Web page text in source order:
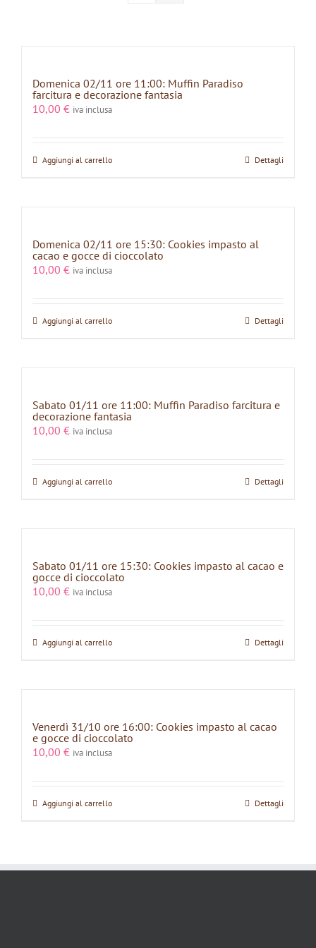
Domenica 02/11 ore 11:00: Muffin Paradiso
farcitura e decorazione fantasia
10,00 € iva inclusa
Aggiungi al carrello Dettagli
Domenica 02/11 ore 15:30: Cookies impasto al
cacao e gocce di cioccolato
10,00 € iva inclusa
Aggiungi al carrello Dettagli
Sabato 01/11 ore 11:00: Muffin Paradiso farcitura e
decorazione fantasia
10,00 € iva inclusa
Aggiungi al carrello Dettagli
Sabato 01/11 ore 15:30: Cookies impasto al cacao e
gocce di cioccolato
10,00 € iva inclusa
Aggiungi al carrello Dettagli
Venerdì 31/10 ore 16:00: Cookies impasto al cacao
e gocce di cioccolato
10,00 € iva inclusa
Aggiungi al carrello Dettagli